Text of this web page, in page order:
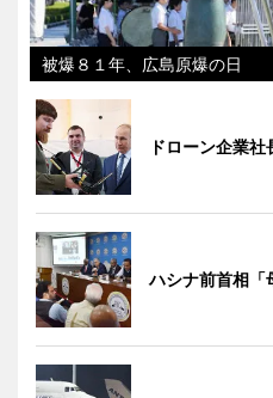
被爆８１年、広島原爆の日
ドローン企業
ハシナ前首相「